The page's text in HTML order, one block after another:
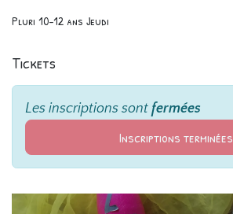
Pluri 10-12 ans Jeudi
Tickets
Les inscriptions sont fermées
Inscriptions terminées